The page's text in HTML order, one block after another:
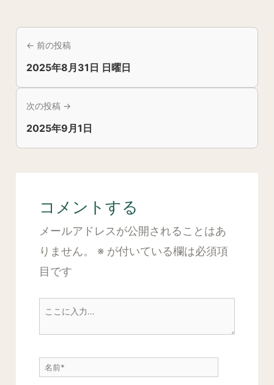
← 前の投稿
2025年8月31日 日曜日
次の投稿 →
2025年9月1日
コメントする
メールアドレスが公開されることはあ
りません。
※ が付いている欄は必須項
目です
こ
入
名